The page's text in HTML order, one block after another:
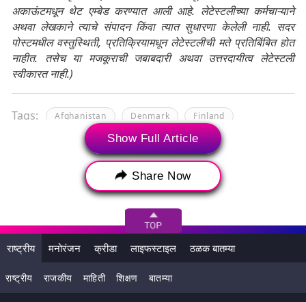
अकाऊंटमधून थेट एम्बेड करण्यात आली आहे. लेटेस्टलीच्या कर्मचाऱ्याने
अथवा लेखकाने त्याचे संपादन किंवा त्यात सुधारणा केलेली नाही. सदर
पोस्टमधील वस्तुस्थिती, प्रतिक्रियामधून लेटेस्टलीची मते प्रतिबिंबित होत
नाहीत. तसेच या मजकूराची जबाबदारी अथवा उत्तरदायीत्व लेटेस्टली
स्वीकारत नाही.)
Tags: Afghanistan Denmark Finland
USA world's happiest country
Show Full Article
Share Now
राष्ट्रीय मनोरंजन क्रीडा लाइफस्टाइल ठळक बातम्या
राष्ट्रीय राजकीय माहिती शिक्षण बातम्या